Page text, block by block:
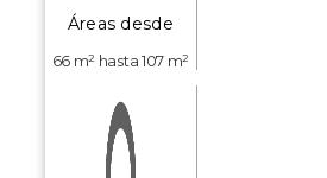
Áreas desde
66 m² hasta 107 m²